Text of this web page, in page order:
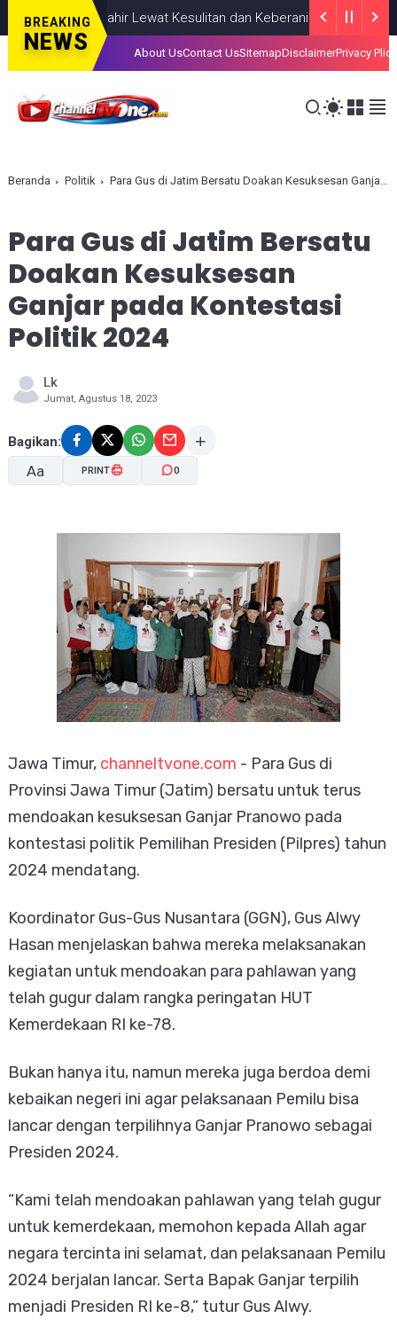
BREAKING
NEWS
Lahir Lewat Kesulitan dan Keberanian NASIONAL
About UsContact UsSitemapDisclaimerPrivacy Plice
Beranda Politik Para Gus di Jatim Bersatu Doakan Kesuksesan Ganjar pada Kontestasi Politik 2024
Para Gus di Jatim Bersatu
Doakan Kesuksesan
Ganjar pada Kontestasi
Politik 2024
Lk
Jumat, Agustus 18, 2023
Bagikan:
Aa PRINT 0
Jawa Timur, channeltvone.com - Para Gus di
Provinsi Jawa Timur (Jatim) bersatu untuk terus
mendoakan kesuksesan Ganjar Pranowo pada
kontestasi politik Pemilihan Presiden (Pilpres) tahun
2024 mendatang.
Koordinator Gus-Gus Nusantara (GGN), Gus Alwy
Hasan menjelaskan bahwa mereka melaksanakan
kegiatan untuk mendoakan para pahlawan yang
telah gugur dalam rangka peringatan HUT
Kemerdekaan RI ke-78.
Bukan hanya itu, namun mereka juga berdoa demi
kebaikan negeri ini agar pelaksanaan Pemilu bisa
lancar dengan terpilihnya Ganjar Pranowo sebagai
Presiden 2024.
“Kami telah mendoakan pahlawan yang telah gugur
untuk kemerdekaan, memohon kepada Allah agar
negara tercinta ini selamat, dan pelaksanaan Pemilu
2024 berjalan lancar. Serta Bapak Ganjar terpilih
menjadi Presiden RI ke-8,” tutur Gus Alwy.